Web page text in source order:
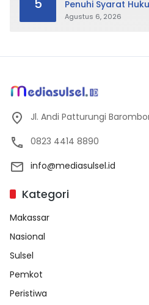
5
Penuhi Syarat
Agustus 6, 2026
Jl. Andi Patturungi
0823 4414 8890
info@mediasulsel.id
Kategori
Makassar
Nasional
Sulsel
Pemkot
Peristiwa